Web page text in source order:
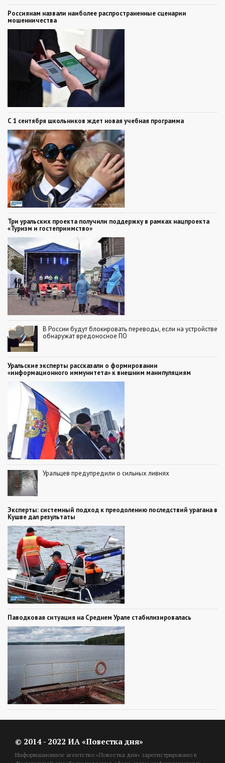
Россиянам назвали наиболее распространенные сценарии
мошенничества
С 1 сентября школьников ждет новая учебная программа
Три уральских проекта получили поддержку в рамках нацпроекта
«Туризм и гостеприимство»
В России будут блокировать переводы, если на устройстве
обнаружат вредоносное ПО
Уральские эксперты рассказали о формировании
«информационного иммунитета» к внешним манипуляциям
Уральцев предупредили о сильных ливнях
Эксперты: системный подход к преодолению последствий урагана в
Кушве дал результаты
Паводковая ситуация на Среднем Урале стабилизировалась
© 2014 - 2022 ИА «Повестка дня»
Информационное агентство «Повестка дня» зарегистрировано в